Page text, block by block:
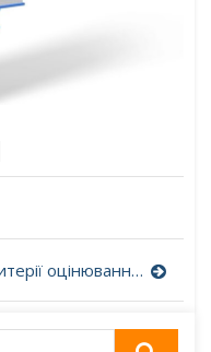
Критерії оцінювання учнів початкових класів